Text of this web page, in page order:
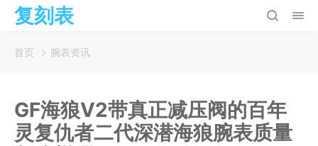
复刻表
首页 腕表资讯
GF海狼V2带真正减压阀的百年
灵复仇者二代深潜海狼腕表质量